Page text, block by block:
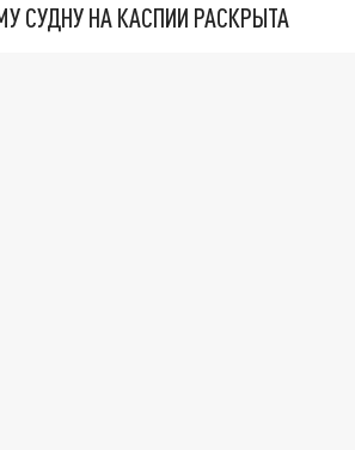
СУДНУ НА КАСПИИ РАСКРЫТА